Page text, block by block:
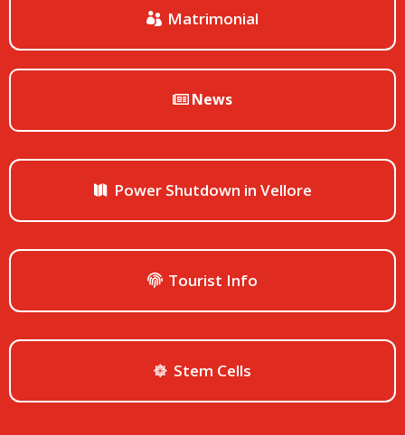
Matrimonial
News
Power Shutdown in Vellore
Tourist Info
Stem Cells